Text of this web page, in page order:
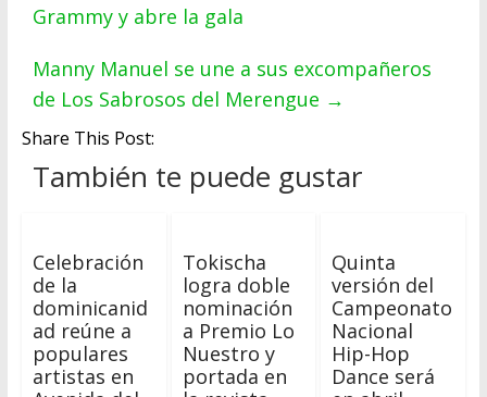
Grammy y abre la gala
Manny Manuel se une a sus excompañeros
de Los Sabrosos del Merengue →
Share This Post:
También te puede gustar
Celebración
de la
dominicanid
ad reúne a
populares
artistas en
Tokischa
logra doble
nominación
a Premio Lo
Nuestro y
portada en
Quinta
versión del
Campeonato
Nacional
Hip-Hop
Dance será